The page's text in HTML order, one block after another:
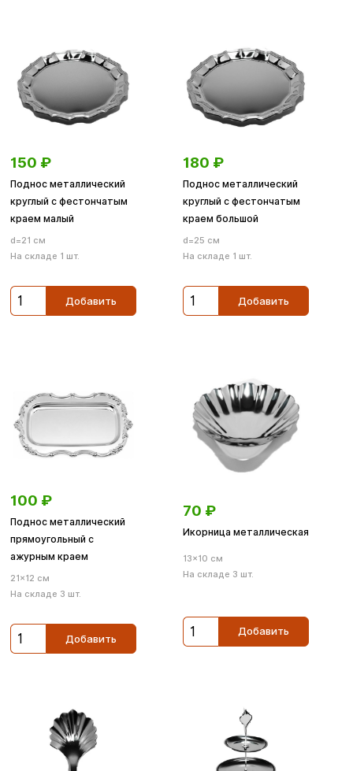
150 ₽
Поднос металлический
круглый с фестончатым
краем малый
d=21 см
На складе 1 шт.
Добавить
180 ₽
Поднос металлический
круглый с фестончатым
краем большой
d=25 см
На складе 1 шт.
Добавить
100 ₽
Поднос металлический
прямоугольный с
ажурным краем
21×12 см
На складе 3 шт.
Добавить
70 ₽
Икорница металлическая
13×10 см
На складе 3 шт.
Добавить